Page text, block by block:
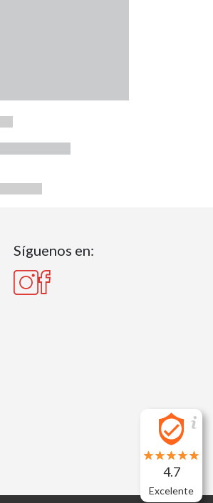
Síguenos en:
4.7
Excelente